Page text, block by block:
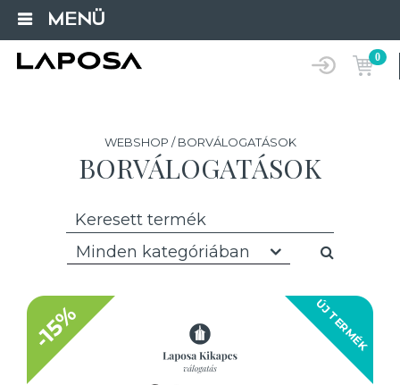
MENÜ
0
WEBSHOP / BORVÁLOGATÁSOK
BORVÁLOGATÁSOK
Minden kategóriában
ÚJ TERMÉK
-15%